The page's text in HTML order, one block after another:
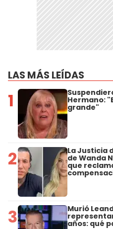
LAS MÁS LEÍDAS
1 Hermano:
grande"
2 La Justicia
de Wanda
que
3 Murió
años: qué